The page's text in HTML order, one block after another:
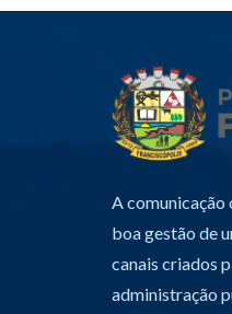
A comunicação
boa gestão de
canais criados
administração